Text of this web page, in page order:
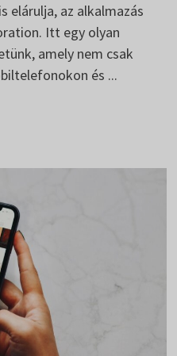
elárulja, az alkalmazás
Itt egy olyan
amely nem csak
és ...